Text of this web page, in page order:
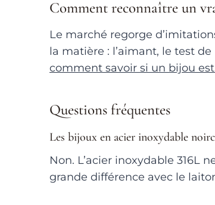
Comment reconnaître un
Le marché regorge
la matière : l’aimant, le test
comment savoir si un bijou
Questions fréquentes
Les bijoux en acier inoxydable
Non. L’acier inoxydable 316L
grande différence avec le